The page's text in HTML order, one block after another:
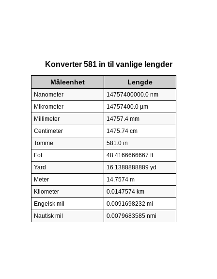
Konverter 581 in til vanlige lengder
Måleenhet Lengde
Nanometer
14757400000.0 nm
Mikrometer
14757400.0 µm
Millimeter
14757.4 mm
Centimeter
1475.74 cm
Tomme
581.0 in
Fot
48.4166666667 ft
Yard
16.1388888889 yd
Meter
14.7574 m
Kilometer
0.0147574 km
Engelsk mil
0.0091698232 mi
Nautisk mil
0.0079683585 nmi